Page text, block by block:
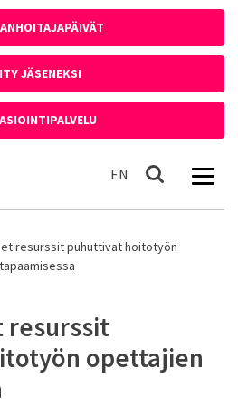
JÄSENEKSI
ASIOINTIPALVELU
EN In English
Haku
resurssit puhuttivat hoitotyön
resurssit
opettajien